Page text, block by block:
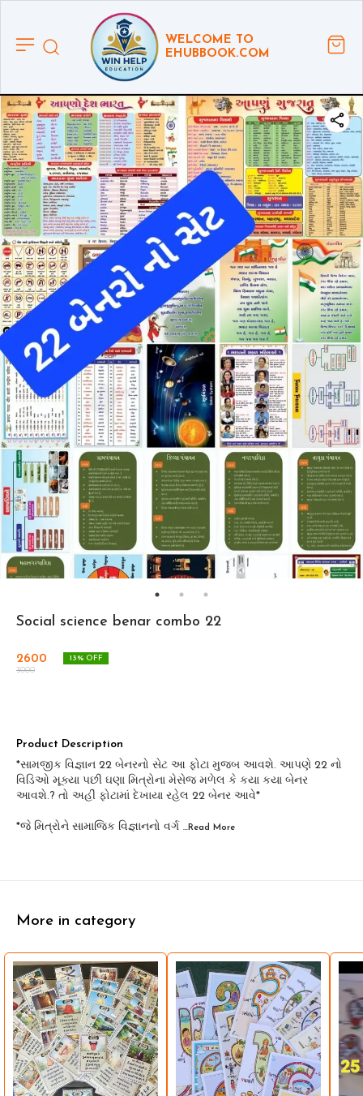
WELCOME TO
EHUBBOOK.COM
Social science benar combo 22
2600
3000
13% OFF
Product Description
*સામજીક વિજ્ઞાન 22 બેનરનો સેટ આ ફોટા મુજબ આવશે. આપણે 22 નો
વિડિઓ મૂક્યા પછી ઘણા મિત્રોના મેસેજ મળેલ કે કયા કયા બેનર
આવશે.? તો અહીં ફોટામાં દેખાયા રહેલ 22 બેનર આવે*
*જે મિત્રોને સામાજિક વિજ્ઞાનનો વર્ગ ...Read More
More in category